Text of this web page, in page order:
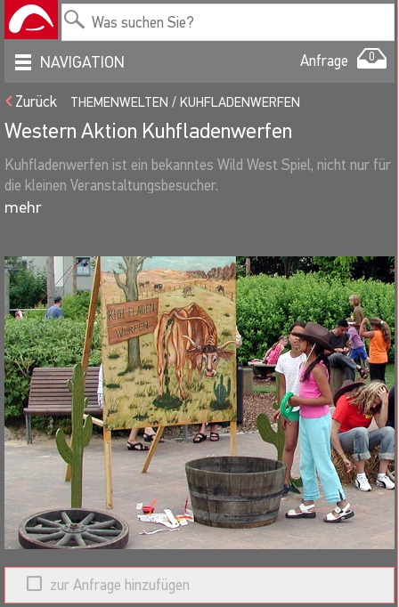
NAVIGATION Anfrage 0
Zurück THEMENWELTEN KUHFLADENWERFEN
Western Aktion Kuhfladenwerfen
Kuhfladenwerfen ist ein bekanntes Wild West Spiel, nicht nur für
die kleinen Veranstaltungsbesucher.
zur Anfrage hinzufügen